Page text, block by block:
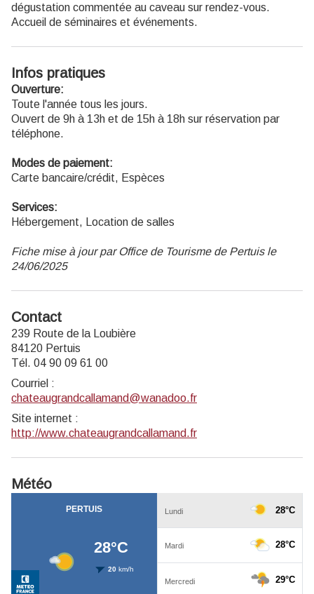
dégustation commentée au caveau sur rendez-vous.
Accueil de séminaires et événements.
Infos pratiques
Ouverture:
Toute l'année tous les jours.
Ouvert de 9h à 13h et de 15h à 18h sur réservation par
téléphone.
Modes de paiement:
Carte bancaire/crédit, Espèces
Services:
Hébergement, Location de salles
Fiche mise à jour par Office de Tourisme de Pertuis le
24/06/2025
Contact
239 Route de la Loubière
84120 Pertuis
Tél. 04 90 09 61 00
Courriel :
chateaugrandcallamand@wanadoo.fr
Site internet :
http://www.chateaugrandcallamand.fr
Météo